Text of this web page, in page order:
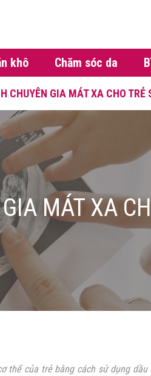
khô Chăm sóc da
CHUYÊN GIA MÁT XA CHO TRẺ
MÁT XA
thể của trẻ bằng cách sử dụng dầu